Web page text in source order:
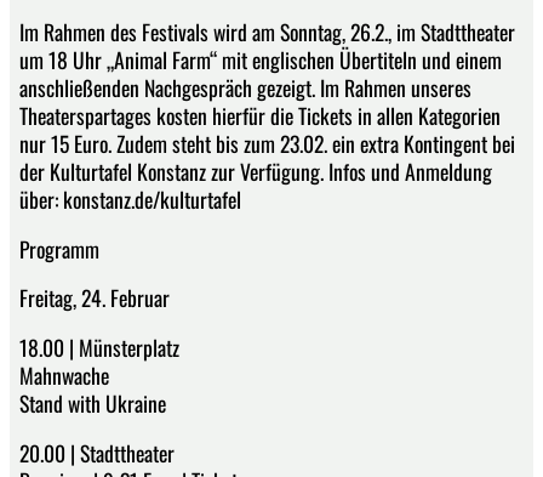
Im Rahmen des Festivals wird am Sonntag, 26.2., im Stadttheater
um 18 Uhr „Animal Farm“ mit englischen Übertiteln und einem
anschließenden Nachgespräch gezeigt. Im Rahmen unseres
Theaterspartages kosten hierfür die Tickets in allen Kategorien
nur 15 Euro. Zudem steht bis zum 23.02. ein extra Kontingent bei
der Kulturtafel Konstanz zur Verfügung. Infos und Anmeldung
über: konstanz.de/kulturtafel
Programm
Freitag, 24. Februar
18.00 | Münsterplatz
Mahnwache
Stand with Ukraine
20.00 | Stadttheater